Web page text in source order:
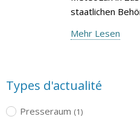
staatlichen
Mehr Lesen
Types d'actualité
Presseraum (1)